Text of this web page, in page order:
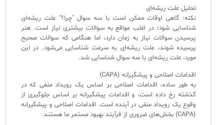
تحلیل علت ریشه‌ای
نکته: گاهی اوقات ممکن است با سه سوال "چرا؟" علت ریشه‌ای
شناسایی شود؛ در اغلب مواقع به سوالات بیشتری نیاز است. هنر
پرسیدن سوالات نیاز به زمان دارد، اما هنگامی که سوالات صحیح
پرسیده شوند، علت ریشه‌ای به سرعت شناسایی می‌شود. در این
مورد، علت ریشه‌ای با سه سوال شناسایی شد.
اقدامات اصلاحی و پیشگیرانه (CAPA)
به طور ساده، اقدامات اصلاحی بر اساس یک رویداد منفی که در
گذشته رخ داده است، و اقدامات پیشگیرانه بر اساس جلوگیری از
وقوع یک رویداد منفی در آینده است. اقدامات اصلاحی و پیشگیرانه
(CAPA) بخش‌های ضروری از فرآیند بهبود مستمر ما هستند.